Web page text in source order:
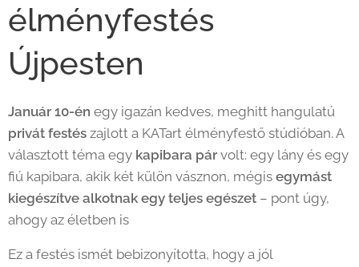
élményfestés
Újpesten
Január 10-én egy igazán kedves, meghitt hangulatú
privát festés zajlott a KATart élményfestő stúdióban. A
választott téma egy kapibara pár volt: egy lány és egy
fiú kapibara, akik két külön vásznon, mégis egymást
kiegészítve alkotnak egy teljes egészet – pont úgy,
ahogy az életben is 🧡
Ez a festés ismét bebizonyította, hogy a jól